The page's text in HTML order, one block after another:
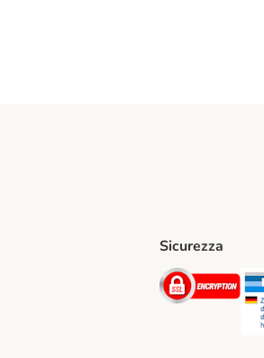
Method
Sicurezza